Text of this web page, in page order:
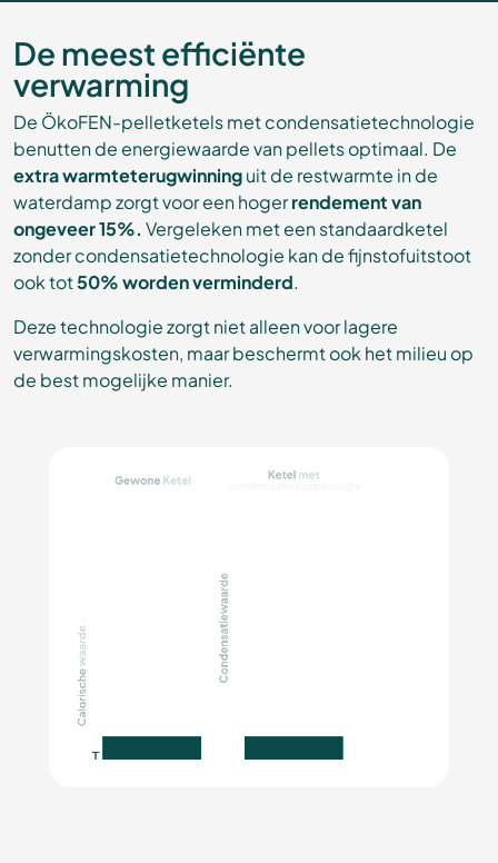
De meest efficiënte
verwarming
De ÖkoFEN-pelletketels met condensatietechnologie
benutten de energiewaarde van pellets optimaal. De
extra warmteterugwinninguit de restwarmte in de
waterdamp zorgt voor een hogerrendement van
ongeveer 15%. Vergeleken met een standaardketel
zonder condensatietechnologie kan de fijnstofuitstoot
ook tot50% worden verminderd.
Deze technologie zorgt niet alleen voor lagere
verwarmingskosten, maar beschermt ook het milieu op
de best mogelijke manier.